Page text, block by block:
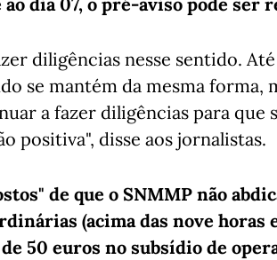
diligências nesse sentido.
se mantém da mesma forma,
a fazer diligências para que
positiva", disse aos jornalistas.
de que o SNMMP não
(acima das nove horas
50 euros no subsídio de